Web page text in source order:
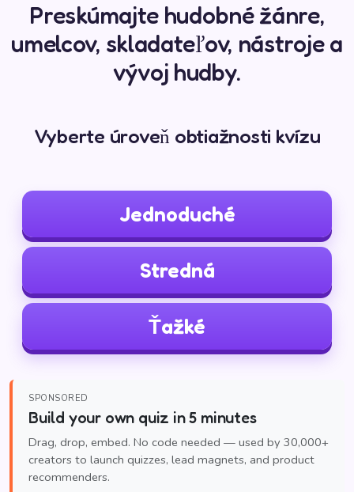
Preskúmajte hudobné žánre,
umelcov, skladateľov, nástroje a
vývoj hudby.
Vyberte úroveň obtiažnosti kvízu
Jednoduché
Stredná
Ťažké
SPONSORED
Build your own quiz in 5 minutes
Drag, drop, embed. No code needed — used by 30,000+
creators to launch quizzes, lead magnets, and product
recommenders.